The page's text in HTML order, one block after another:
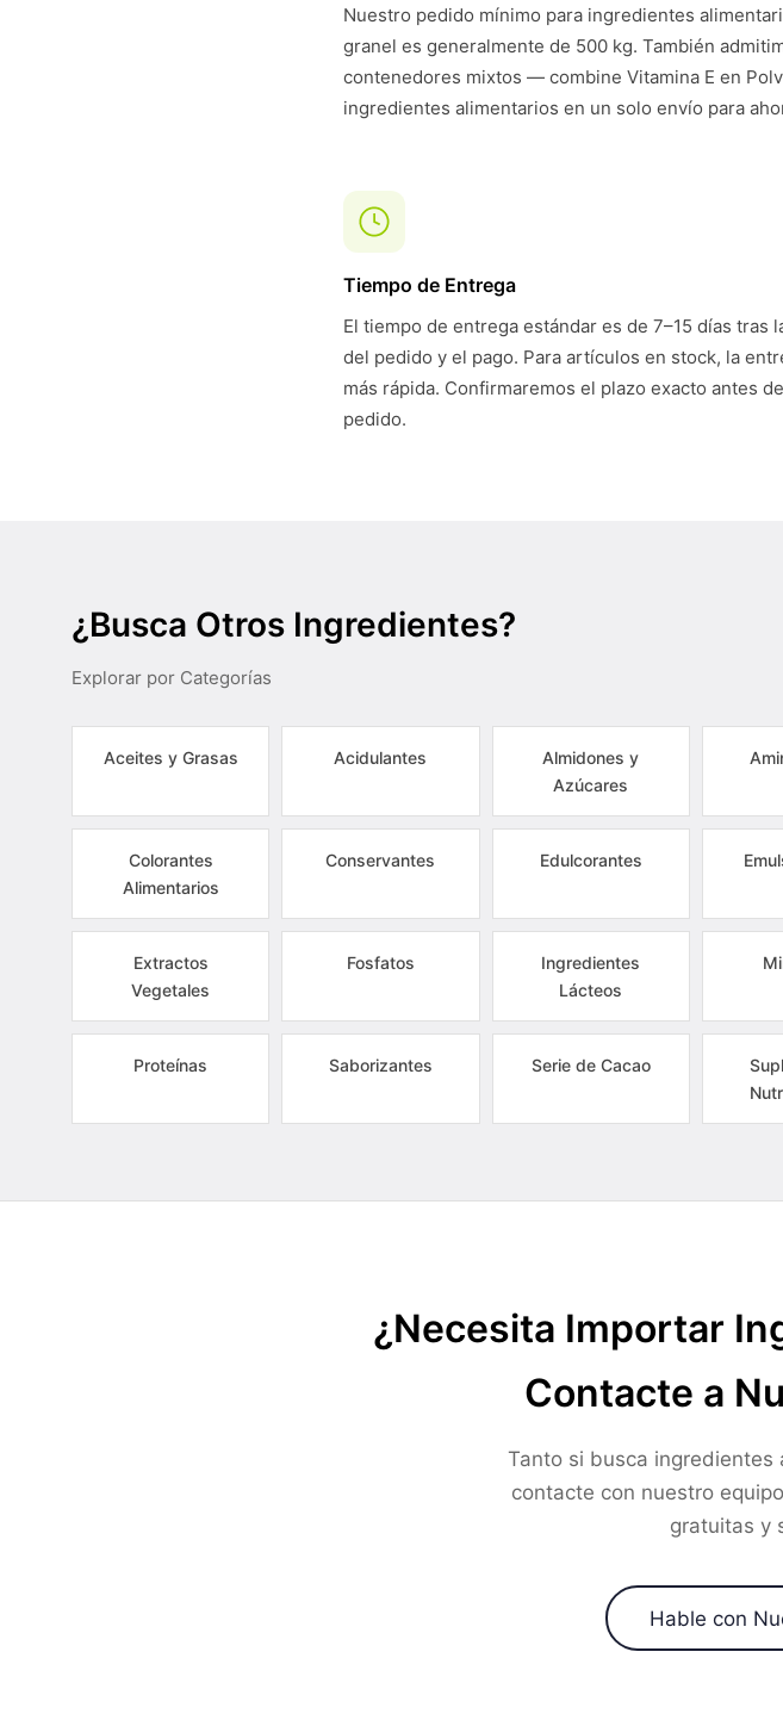
Nuestro pedido mínimo para ingredientes
granel es generalmente de 500 kg. También
contenedores mixtos — combine Vitamina E en
ingredientes alimentarios en un solo envío para
Tiempo de Entrega
El tiempo de entrega estándar es de 7–15 días tras
del pedido y el pago. Para artículos en stock, la
más rápida. Confirmaremos el plazo exacto antes
pedido.
¿Busca Otros Ingredientes?
Explorar por Categorías
Aceites y Grasas Acidulantes
Almidones y
Azúcares
Colorantes
Alimentarios
Conservantes Edulcorantes
Extractos
Vegetales
Fosfatos
Ingredientes
Lácteos
Proteínas Saborizantes Serie de Cacao
¿Necesita Importar
Contacte a
Tanto si busca ingredientes
contacte con nuestro
gratuitas y
Hable con